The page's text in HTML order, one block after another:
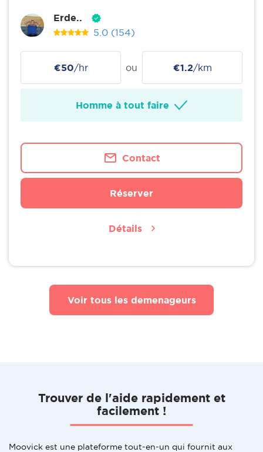
Erde..
5.0 (154)
€50/hr ou €1.2/km
Homme à tout faire
Contact
Réserver
Détails
Voir tous les demenageurs
Trouver de l'aide rapidement et
facilement !
Moovick est une plateforme tout-en-un qui fournit aux